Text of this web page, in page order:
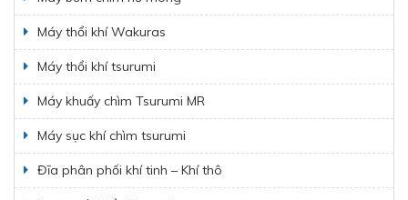
Máy thổi khí Wakuras
Máy thổi khí tsurumi
Máy khuấy chìm Tsurumi MR
Máy sục khí chìm tsurumi
Đĩa phân phối khí tinh – Khí thô